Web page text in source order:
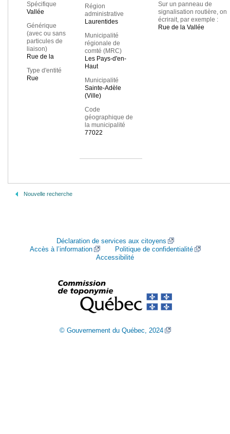
Spécifique
Vallée
Générique
(avec ou sans
particules de
liaison)
Rue de la
Type d'entité
Rue
Région
administrative
Laurentides
Municipalité
régionale de
comté (MRC)
Les Pays-d'en-
Haut
Municipalité
Sainte-Adèle
(Ville)
Code
géographique de
la municipalité
77022
Sur un panneau de
signalisation routière, on
écrirait, par exemple :
Rue de la Vallée
Nouvelle recherche
Déclaration de services aux citoyens
Accès à l’information
Politique de confidentialité
Accessibilité
© Gouvernement du Québec, 2024